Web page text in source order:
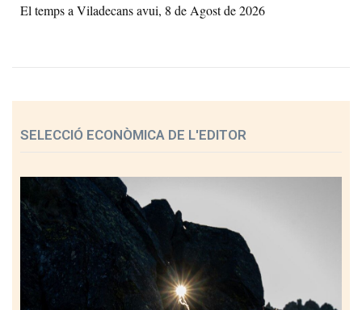
El temps a Viladecans avui, 8 de Agost de 2026
SELECCIÓ ECONÒMICA DE L'EDITOR